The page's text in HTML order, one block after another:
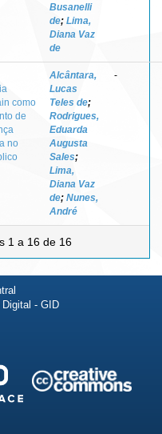
Busanelli
de; Lima,
Diana Vaz
de
como
de
no
Alcântara,
Lucas
Teles de;
Rodrigues,
Eduarda
Augusta
Sales;
Lima,
Diana Vaz
de; Nunes,
André
-
1 a 16 de 16
- GID